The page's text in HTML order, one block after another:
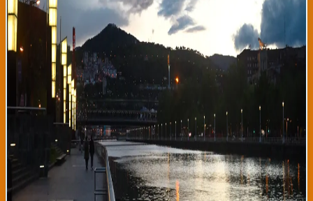
que lleven paraguas si salen a la calle durante la tarde. Las
precipitaciones no serán abundantes, pero sí molestas para
actividades al aire libre. Los especialistas recomiendan
aprovechar la mañana para cualquier plan exterior,
especialmente en playas o zonas de montaña. Para quienes se
desplacen en vehículo, es importante tener las luces de cruce
encendidas durante las horas de lluvia y mantener una distancia
mayor con los demás coches. Los servicios de limpieza de Bilbao y
Donostia están preparados para actuar rápidamente ante
cualquier acumulación de agua en calles y avenidas principales.
La noche será más despejada, con temperaturas que
descenderán progresivamente a partir de las 22:00 horas. Los
meteorólogos indican que esta patrón de lluvia tardía es típico
del mes de agosto en el País Vasco, cuando los frentes atlánticos